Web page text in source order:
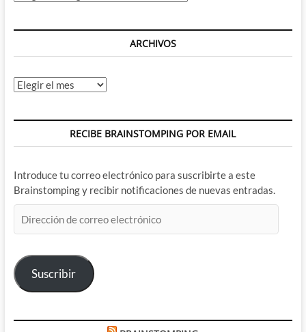
real
ARCHIVOS
Archivos
RECIBE BRAINSTOMPING POR EMAIL
Introduce tu correo electrónico para suscribirte a este
Brainstomping y recibir notificaciones de nuevas entradas.
de
electrónico
Suscribir